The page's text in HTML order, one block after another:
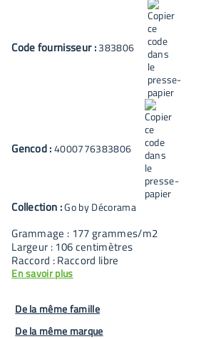
Code fournisseur :383806
Gencod :4000776383806
Collection :Go by Décorama
Grammage : 177 grammes/m2
Largeur : 106 centimètres
Raccord : Raccord libre
En savoir plus
De la même famille
De la même marque